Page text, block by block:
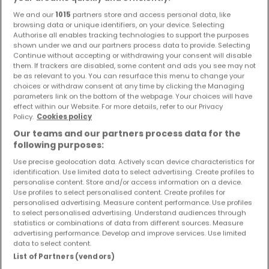
Objekte und Preissenkungen direkt in Ihrem
Posteingang zu erhalten!
Suchauftrag
Wohnungen mieten in der Nähe
Wohnungen mieten in Saarlouis
Wohnungen mieten in Saarbrücken
Wohnungen mieten in Merzig
Wohnungen mieten in Mettlach
Wohnungen mieten in Spiesen-Elversberg
Bitte ändern Sie Ihre Suche und versuchen Sie
We and our 1015 partners store and access personal data, like
browsing data or unique identifiers, on your device. Selecting
Authorise all enables tracking technologies to support the purposes
shown under we and our partners process data to provide. Selecting
Continue without accepting or withdrawing your consent will disable
them. If trackers are disabled, some content and ads you see may not
be as relevant to you. You can resurface this menu to change your
choices or withdraw consent at any time by clicking the Managing
parameters link on the bottom of the webpage. Your choices will have
effect within our Website. For more details, refer to our Privacy
Policy. Cookies policy
Our teams and our partners process data for the
following purposes:
Use precise geolocation data. Actively scan device characteristics for
identification. Use limited data to select advertising. Create profiles to
personalise content. Store and/or access information on a device.
Use profiles to select personalised content. Create profiles for
personalised advertising. Measure content performance. Use profiles
to select personalised advertising. Understand audiences through
statistics or combinations of data from different sources. Measure
advertising performance. Develop and improve services. Use limited
data to select content.
List of Partners (vendors)